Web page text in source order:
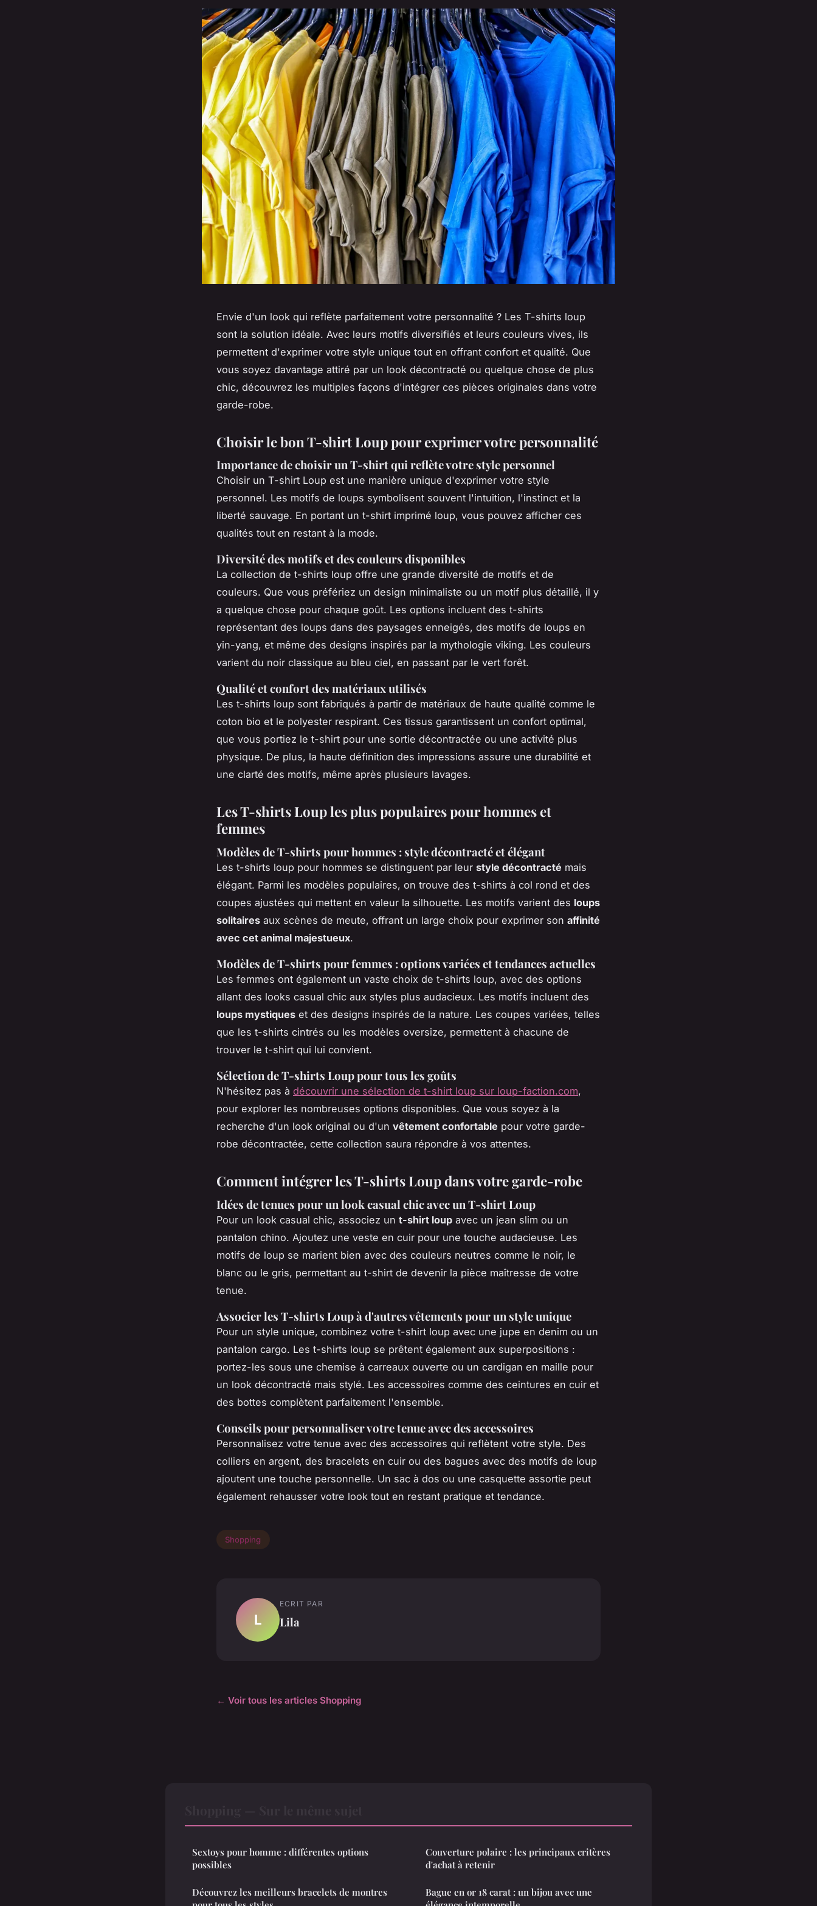
Envie d'un look qui reflète parfaitement votre personnalité ? Les T-shirts loup
sont la solution idéale. Avec leurs motifs diversifiés et leurs couleurs vives, ils
permettent d'exprimer votre style unique tout en offrant confort et qualité. Que
vous soyez davantage attiré par un look décontracté ou quelque chose de plus
chic, découvrez les multiples façons d'intégrer ces pièces originales dans votre
garde-robe.
Choisir le bon T-shirt Loup pour exprimer votre personnalité
Importance de choisir un T-shirt qui reflète votre style personnel
Choisir un T-shirt Loup est une manière unique d'exprimer votre style
personnel. Les motifs de loups symbolisent souvent l'intuition, l'instinct et la
liberté sauvage. En portant un t-shirt imprimé loup, vous pouvez afficher ces
qualités tout en restant à la mode.
Diversité des motifs et des couleurs disponibles
La collection de t-shirts loup offre une grande diversité de motifs et de
couleurs. Que vous préfériez un design minimaliste ou un motif plus détaillé, il y
a quelque chose pour chaque goût. Les options incluent des t-shirts
représentant des loups dans des paysages enneigés, des motifs de loups en
yin-yang, et même des designs inspirés par la mythologie viking. Les couleurs
varient du noir classique au bleu ciel, en passant par le vert forêt.
Qualité et confort des matériaux utilisés
Les t-shirts loup sont fabriqués à partir de matériaux de haute qualité comme le
coton bio et le polyester respirant. Ces tissus garantissent un confort optimal,
que vous portiez le t-shirt pour une sortie décontractée ou une activité plus
physique. De plus, la haute définition des impressions assure une durabilité et
une clarté des motifs, même après plusieurs lavages.
Les T-shirts Loup les plus populaires pour hommes et
femmes
Modèles de T-shirts pour hommes : style décontracté et élégant
Les t-shirts loup pour hommes se distinguent par leur style décontracté mais
élégant. Parmi les modèles populaires, on trouve des t-shirts à col rond et des
coupes ajustées qui mettent en valeur la silhouette. Les motifs varient des loups
solitaires aux scènes de meute, offrant un large choix pour exprimer son affinité
avec cet animal majestueux.
Modèles de T-shirts pour femmes : options variées et tendances actuelles
Les femmes ont également un vaste choix de t-shirts loup, avec des options
allant des looks casual chic aux styles plus audacieux. Les motifs incluent des
loups mystiques et des designs inspirés de la nature. Les coupes variées, telles
que les t-shirts cintrés ou les modèles oversize, permettent à chacune de
trouver le t-shirt qui lui convient.
Sélection de T-shirts Loup pour tous les goûts
N'hésitez pas à découvrir une sélection de t-shirt loup sur loup-faction.com,
pour explorer les nombreuses options disponibles. Que vous soyez à la
recherche d'un look original ou d'un vêtement confortable pour votre garde-
robe décontractée, cette collection saura répondre à vos attentes.
Comment intégrer les T-shirts Loup dans votre garde-robe
Idées de tenues pour un look casual chic avec un T-shirt Loup
Pour un look casual chic, associez un t-shirt loup avec un jean slim ou un
pantalon chino. Ajoutez une veste en cuir pour une touche audacieuse. Les
motifs de loup se marient bien avec des couleurs neutres comme le noir, le
blanc ou le gris, permettant au t-shirt de devenir la pièce maîtresse de votre
tenue.
Associer les T-shirts Loup à d'autres vêtements pour un style unique
Pour un style unique, combinez votre t-shirt loup avec une jupe en denim ou un
pantalon cargo. Les t-shirts loup se prêtent également aux superpositions :
portez-les sous une chemise à carreaux ouverte ou un cardigan en maille pour
un look décontracté mais stylé. Les accessoires comme des ceintures en cuir et
des bottes complètent parfaitement l'ensemble.
Conseils pour personnaliser votre tenue avec des accessoires
Personnalisez votre tenue avec des accessoires qui reflètent votre style. Des
colliers en argent, des bracelets en cuir ou des bagues avec des motifs de loup
ajoutent une touche personnelle. Un sac à dos ou une casquette assortie peut
également rehausser votre look tout en restant pratique et tendance.
Shopping
L
ECRIT PAR
Lila
← Voir tous les articles Shopping
Sextoys pour homme : différentes options
possibles
Découvrez les meilleurs bracelets de montres
Couverture polaire : les principaux critères
d'achat à retenir
Bague en or 18 carat : un bijou avec une